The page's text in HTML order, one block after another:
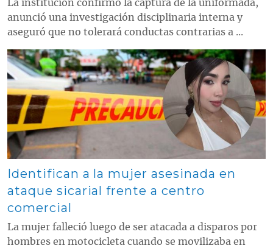
La institución confirmó la captura de la uniformada,
anunció una investigación disciplinaria interna y
aseguró que no tolerará conductas contrarias a ...
Contenido multimedia principal
Identifican a la mujer asesinada en
ataque sicarial frente a centro
comercial
La mujer falleció luego de ser atacada a disparos por
hombres en motocicleta cuando se movilizaba en